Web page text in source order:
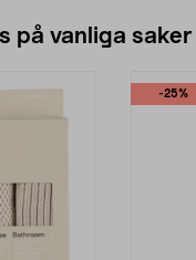
på vanliga saker
-25%